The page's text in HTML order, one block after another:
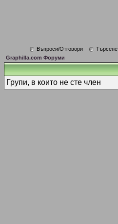
Въпроси/Отговори Търсене
Graphilla.com Форуми
Групи, в които не сте член